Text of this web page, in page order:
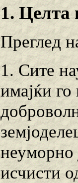
1. Целта
Преглед
1. Сите
имајќи
неуморно
исчисти